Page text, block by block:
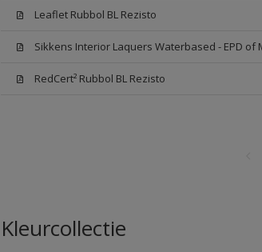
Leaflet Rubbol BL Rezisto
Sikkens Interior Laquers Waterbased - EPD
RedCert² Rubbol BL Rezisto
Kleurcollectie